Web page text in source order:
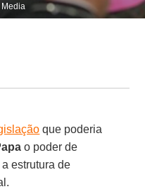
Media
que poderia
o poder de
estrutura de